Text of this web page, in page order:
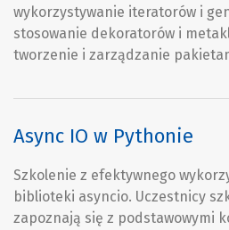
wykorzystywanie iteratorów i
stosowanie dekoratorów i
tworzenie i zarządzanie
Async IO w Pythonie
Szkolenie z efektywnego
biblioteki asyncio. Uczestnicy
zapoznają się z podstawowymi